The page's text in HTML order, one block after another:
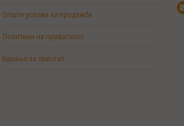
Општи услови за продажба
Политики на приватност
Барање за пристап